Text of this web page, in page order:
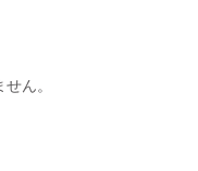
ん。